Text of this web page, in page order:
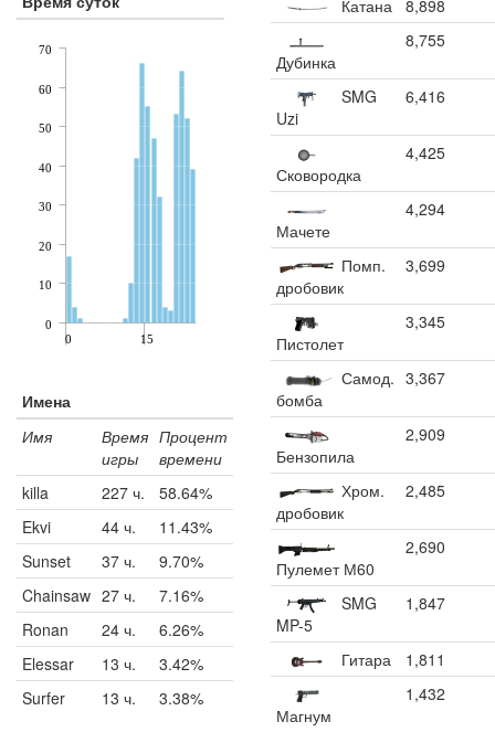
0 15
0
10
20
30
40
50
60
70
Имена
Имя
Время
игры
Процент
времени
killa
227 ч.
58.64%
Ekvi
44 ч.
11.43%
Sunset
37 ч.
9.70%
Chainsaw 27 ч.
7.16%
Ronan
24 ч.
6.26%
Elessar
13 ч.
3.42%
Surfer
13 ч. 3.38%
Катана 8,898
Дубинка
8,755
SMG
Uzi
6,416
Сковородка
4,425
Мачете
4,294
Помп.
дробовик
3,699
Пистолет
3,345
Самод.
бомба
3,367
Бензопила
2,909
Хром.
дробовик
2,485
Пулемет М60
2,690
SMG
MP-5
1,847
Гитара 1,811
Магнум
1,432